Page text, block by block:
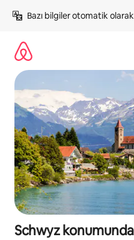
atla
Bazı bilgiler otomatik
Schwyz